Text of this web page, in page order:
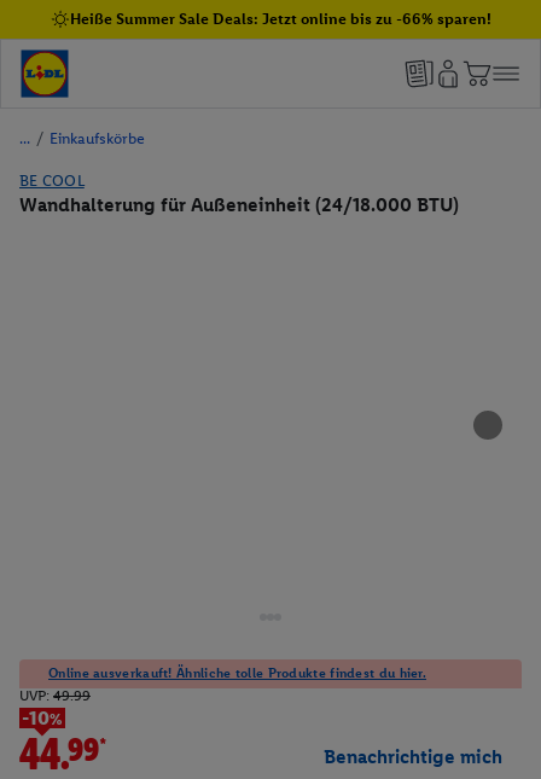
Heiße Summer Sale Deals: Jetzt online bis zu -66% sparen!
/ Einkaufskörbe
BE COOL
Wandhalterung für Außeneinheit (24/18.000 BTU)
Online ausverkauft! Ähnliche tolle Produkte findest du hier.
UVP: 49.99
-10%
44.99* Benachrichtige mich